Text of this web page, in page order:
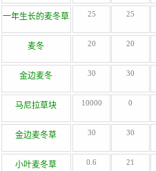
一年生长的麦冬草 25 25
麦冬 20 20
金边麦冬 30 30
马尼拉草块 10000 0
金边麦冬草 30 30
小叶麦冬草 0.6 21